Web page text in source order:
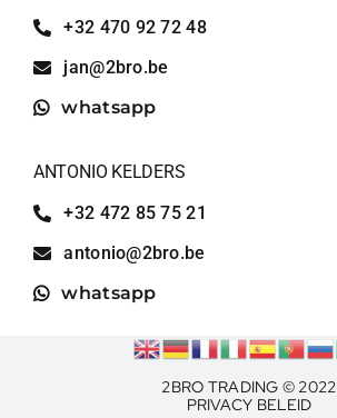
+32 470 92 72 48
jan@2bro.be
whatsapp
ANTONIO KELDERS
+32 472 85 75 21
antonio@2bro.be
whatsapp
2BRO TRADING © 2022
PRIVACY BELEID